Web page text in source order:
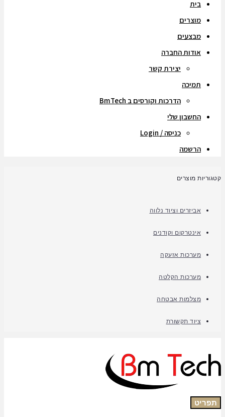
בית
מוצרים
מבצעים
אודות החברה
יצירת קשר
תמיכה
הדרכות וקורסים ב BmTech
החשבון שלי
כניסה / Login
הרשמה
קטגוריות מוצרים
אביזרים וציוד נלווה
אינטרקום וקודנים
מערכות אזעקה
מערכות הקלטה
מצלמות אבטחה
ציוד תקשורת
תפריט